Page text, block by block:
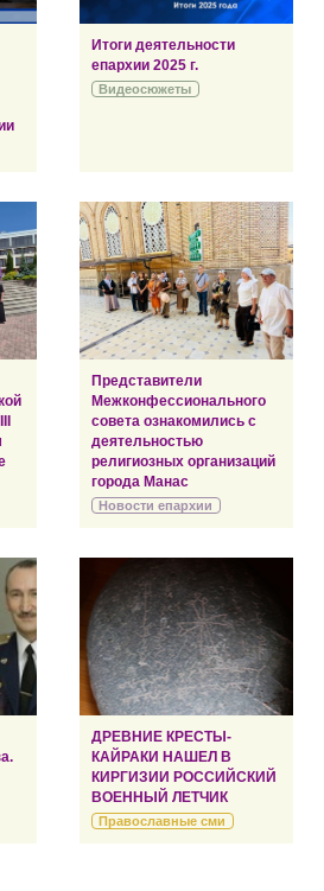
Итоги деятельности
епархии 2025 г.
Видеосюжеты
Представители
Межконфессионального
совета ознакомились с
деятельностью
религиозных организаций
города Манас
Новости епархии
ДРЕВНИЕ КРЕСТЫ-
КАЙРАКИ НАШЕЛ В
КИРГИЗИИ РОССИЙСКИЙ
ВОЕННЫЙ ЛЕТЧИК
Православные сми